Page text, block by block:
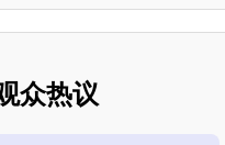
众热议